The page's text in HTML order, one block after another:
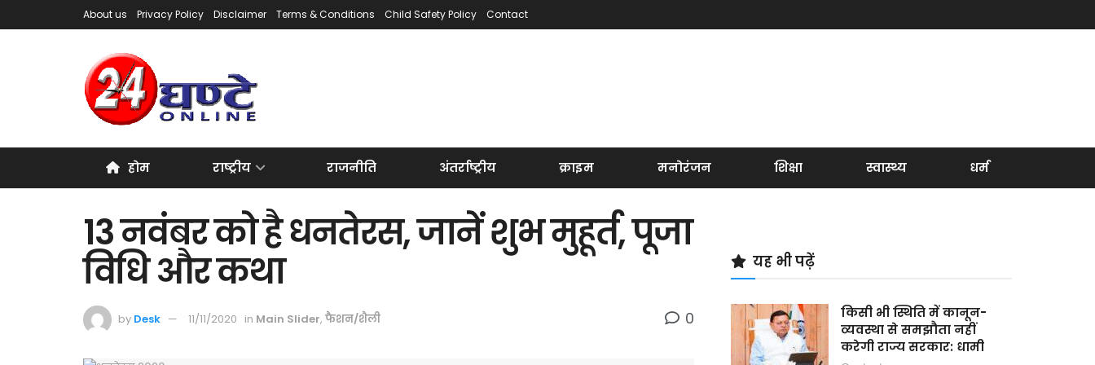
About us Privacy Policy Disclaimer Terms & Conditions Child Safety Policy Contact
होम राष्ट्रीय राजनीति अंतर्राष्ट्रीय क्राइम मनोरंजन शिक्षा स्वास्थ्य धर्म
13 नवंबर को है धनतेरस, जानें शुभ मुहूर्त, पूजा
विधि और कथा
by Desk 11/11/2020 in Main Slider, फैशन/शैली 0
यह भी पढ़ें
किसी भी स्थिति में कानून-
व्यवस्था से समझौता नहीं
करेगी राज्य सरकार: धामी